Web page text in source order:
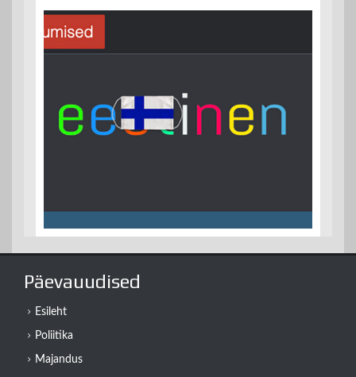
Päevauudised
Esileht
Poliitika
Majandus